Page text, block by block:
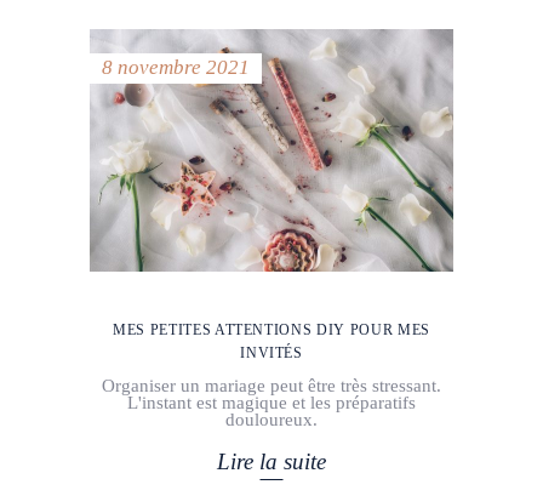
8 novembre 2021
MES PETITES ATTENTIONS DIY POUR MES
INVITÉS
Organiser un mariage peut être très stressant.
L'instant est magique et les préparatifs
douloureux.
Lire la suite